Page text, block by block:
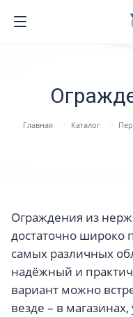
Главная Каталог
Ограждения из
достаточно широко
самых различных
надёжный и
вариант можно
везде – в